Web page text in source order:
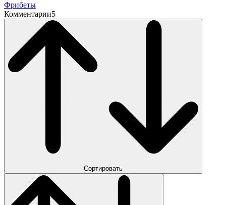
Фрибеты
Комментарии5
Сортировать